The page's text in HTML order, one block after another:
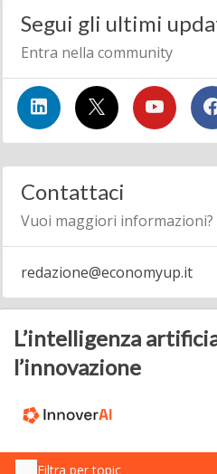
Segui gli ultimi
Entra nella community
Contattaci
Vuoi maggiori informazioni?
redazione@economyup.it
L’intelligenza
l’innovazione
Filtra per topic